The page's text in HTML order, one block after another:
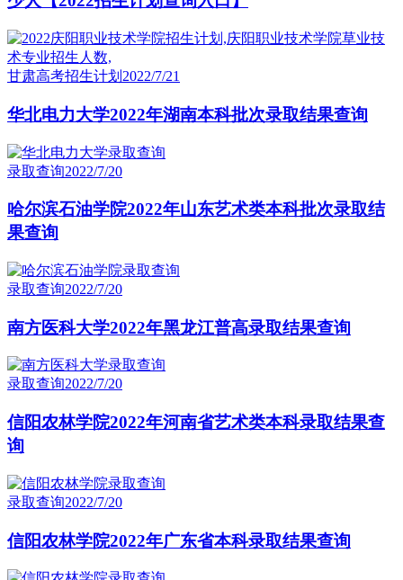
甘肃高考招生计划 2022/7/21
华北电力大学2022年湖南本科批次录取结果查询
录取查询2022/7/20
哈尔滨石油学院2022年山东艺术类本科批次录取结
果查询
录取查询2022/7/20
南方医科大学2022年黑龙江普高录取结果查询
录取查询2022/7/20
信阳农林学院2022年河南省艺术类本科录取结果查
询
录取查询2022/7/20
信阳农林学院2022年广东省本科录取结果查询